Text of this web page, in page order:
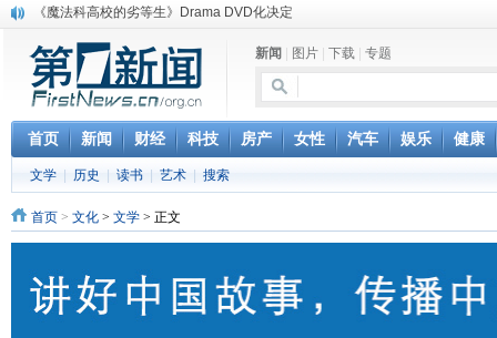
《魔法科高校的劣等生》Drama DVD化决定
消息称刘强东要求京东商城明年扭亏为盈
保健品也能吃出一身病? 康宝莱员工自揭多项家丑
煤价"跳水"电企利润"蹦高" 电煤联动亟待完善
苹果公司自建太阳能电厂为数据中心供电
吃饭、睡觉、黑人人？
网络电商和传统出版商的角逐：亚马逊停止接受Hachette所有图书订单
《中二病也想谈恋爱》女主角特报预告公开
新闻 图片 下载 专题
首页 新闻 财经 科技 房产 女性 汽车 娱乐 健康
文学 历史 读书 艺术 搜索
首页 > 文化 > 文学 > 正文